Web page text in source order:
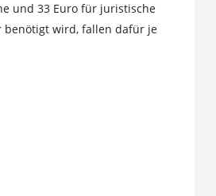
und 33 Euro für juristische
benötigt wird, fallen dafür je